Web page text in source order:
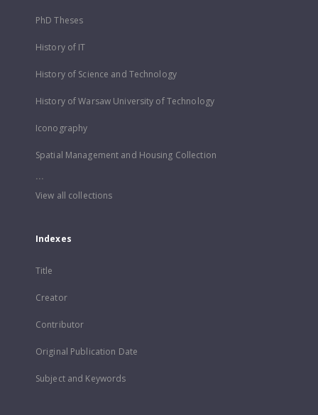
PhD Theses
History of IT
History of Science and Technology
History of Warsaw University of Technology
Iconography
Spatial Management and Housing Collection
...
View all collections
Indexes
Title
Creator
Contributor
Original Publication Date
Subject and Keywords